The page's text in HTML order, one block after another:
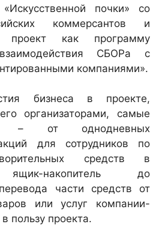
почки» со
коммерсантов и
проект как программу
взаимодействия СБОРа с
компаниями».
бизнеса в проекте,
организаторами, самые
– от однодневных
для сотрудников по
средств в
накопитель до
части средств от
или услуг компании-
пользу проекта.